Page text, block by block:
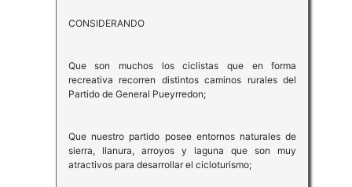
CONSIDERANDO
Que son muchos los ciclistas que en forma
recreativa recorren distintos caminos rurales del
Partido de General Pueyrredon;
Que nuestro partido posee entornos naturales de
sierra, llanura, arroyos y laguna que son muy
atractivos para desarrollar el cicloturismo;